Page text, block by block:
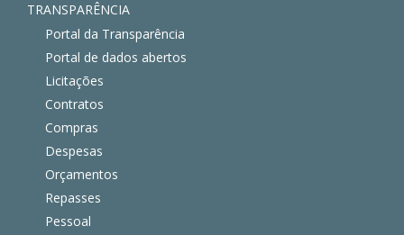
TRANSPARÊNCIA
Portal da Transparência
Portal de dados abertos
Licitações
Contratos
Compras
Despesas
Orçamentos
Repasses
Pessoal